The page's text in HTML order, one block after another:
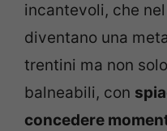
incantevoli, che
diventano una
trentini ma non
balneabili, con
concedere